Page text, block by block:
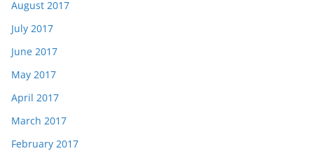
August 2017
July 2017
June 2017
May 2017
April 2017
March 2017
February 2017